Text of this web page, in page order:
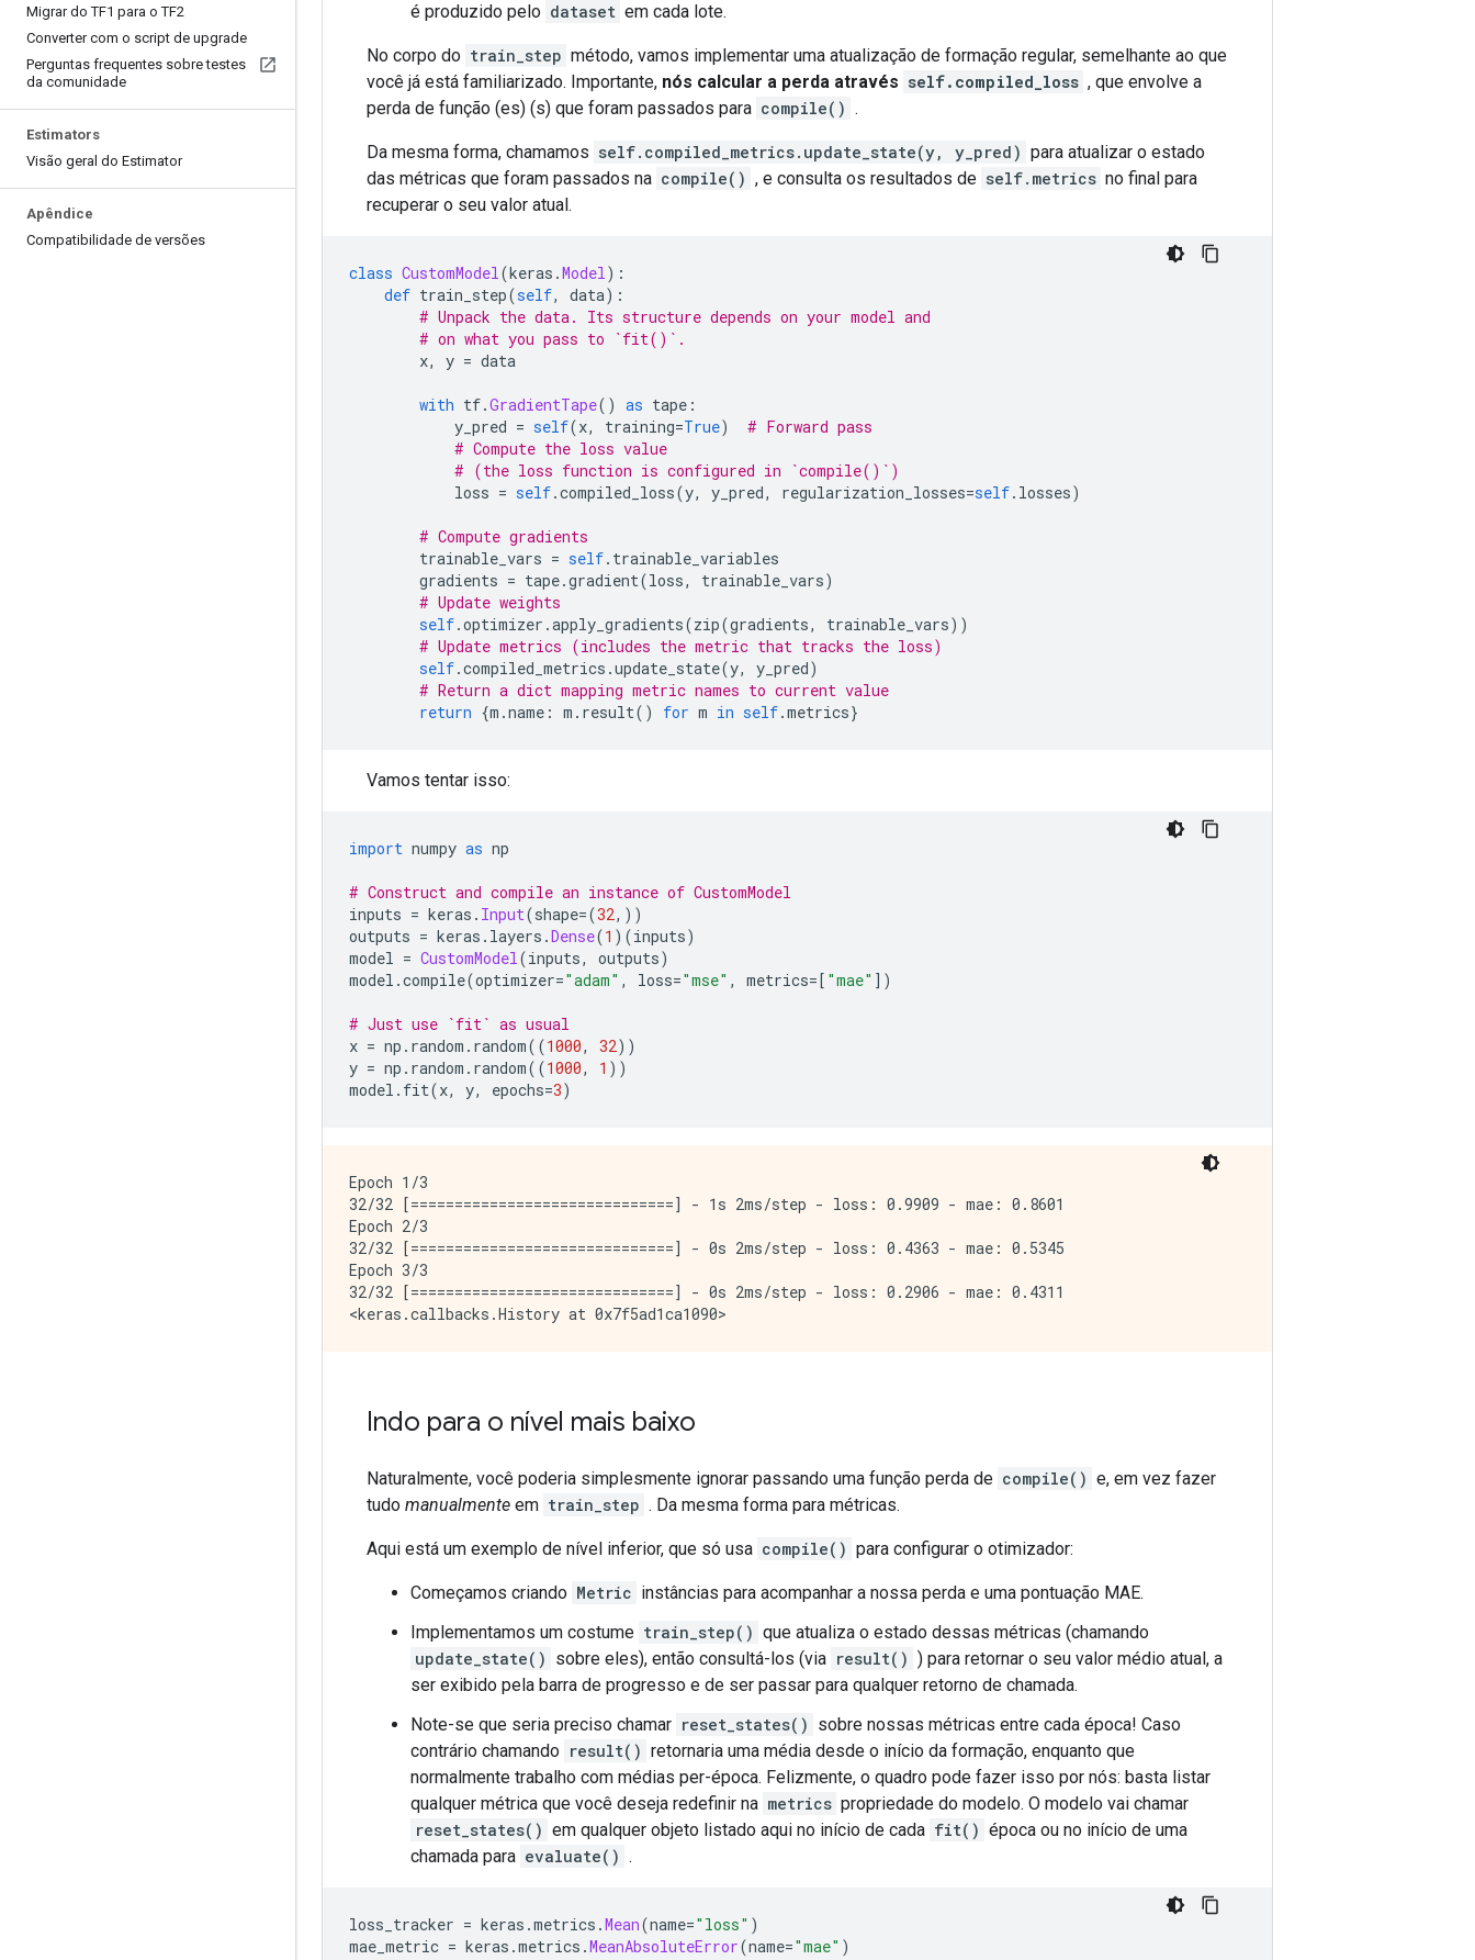
Migrar do TF1 para o TF2
Converter com o script de upgrade
Perguntas frequentes sobre testes
da comunidade
Estimators
Visão geral do Estimator
Apêndice
Compatibilidade de versões
é produzido pelo dataset em cada lote.
No corpo do train_step método, vamos implementar uma atualização de formação regular, semelhante ao que
você já está familiarizado. Importante, nós calcular a perda através self.compiled_loss , que envolve a
perda de função (es) (s) que foram passados para compile() .
Da mesma forma, chamamos self.compiled_metrics.update_state(y, y_pred) para atualizar o estado
das métricas que foram passados na compile() , e consulta os resultados de self.metrics no final para
recuperar o seu valor atual.
class CustomModel(keras .Model):
def train_step(self, data):
# Unpack the data. Its structure depends on your model and
# on what you pass to `fit()`.
x, y = data
with tf.GradientTape() as tape :
y_pred = self(x, training=True)
# Forward pass
# Compute the loss value
# (the loss function is configured in `compile()`)
loss = self.compiled_loss(y, y_pred, regularization_losses=self. losses)
# Compute gradients
trainable_vars = self. trainable_variables
gradients = tape.gradient(loss, trainable_vars)
# Update weights
self.optimizer .apply_gradients(zip(gradients, trainable_vars))
# Update metrics (includes the metric that tracks the loss)
self.compiled_metrics .update_state(y, y_pred)
# Return a dict mapping metric names to current value
return {m .name : m . result() for m in self.metrics}
Vamos tentar isso:
import numpy as np
# Construct and compile an instance of CustomModel
inputs = keras . Input(shape=(32,))
outputs = keras . layers .Dense(1 )(inputs)
model = CustomModel(inputs, outputs)
model .compile(optimizer="adam" , loss="mse" , metrics=[ "mae" ])
# Just use `fit` as usual
x = np . random . random((1000, 32))
y = np . random . random((1000, 1 ))
model . fit(x, y, epochs=3)
Epoch 1/3
32/32 [==============================] - 1s 2ms/step - loss: 0.9909 - mae: 0.8601
Epoch 2/3
32/32 [==============================] - 0s 2ms/step - loss: 0.4363 - mae: 0.5345
Epoch 3/3
32/32 [==============================] - 0s 2ms/step - loss: 0.2906 - mae: 0.4311
Indo para o nível mais baixo
Naturalmente, você poderia simplesmente ignorar passando uma função perda de compile() e, em vez fazer
tudo manualmente em train_step . Da mesma forma para métricas.
Aqui está um exemplo de nível inferior, que só usa compile() para configurar o otimizador:
Começamos criando Metric instâncias para acompanhar a nossa perda e uma pontuação MAE.
Implementamos um costume train_step() que atualiza o estado dessas métricas (chamando
update_state() sobre eles), então consultá-los (via result() ) para retornar o seu valor médio atual, a
ser exibido pela barra de progresso e de ser passar para qualquer retorno de chamada.
Note-se que seria preciso chamar reset_states() sobre nossas métricas entre cada época! Caso
contrário chamando result() retornaria uma média desde o início da formação, enquanto que
normalmente trabalho com médias per-época. Felizmente, o quadro pode fazer isso por nós: basta listar
qualquer métrica que você deseja redefinir na metrics propriedade do modelo. O modelo vai chamar
reset_states() em qualquer objeto listado aqui no início de cada fit() época ou no início de uma
chamada para evaluate() .
loss_tracker = keras .metrics .Mean(name="loss" )
mae_metric = keras .metrics .MeanAbsoluteError(name="mae" )